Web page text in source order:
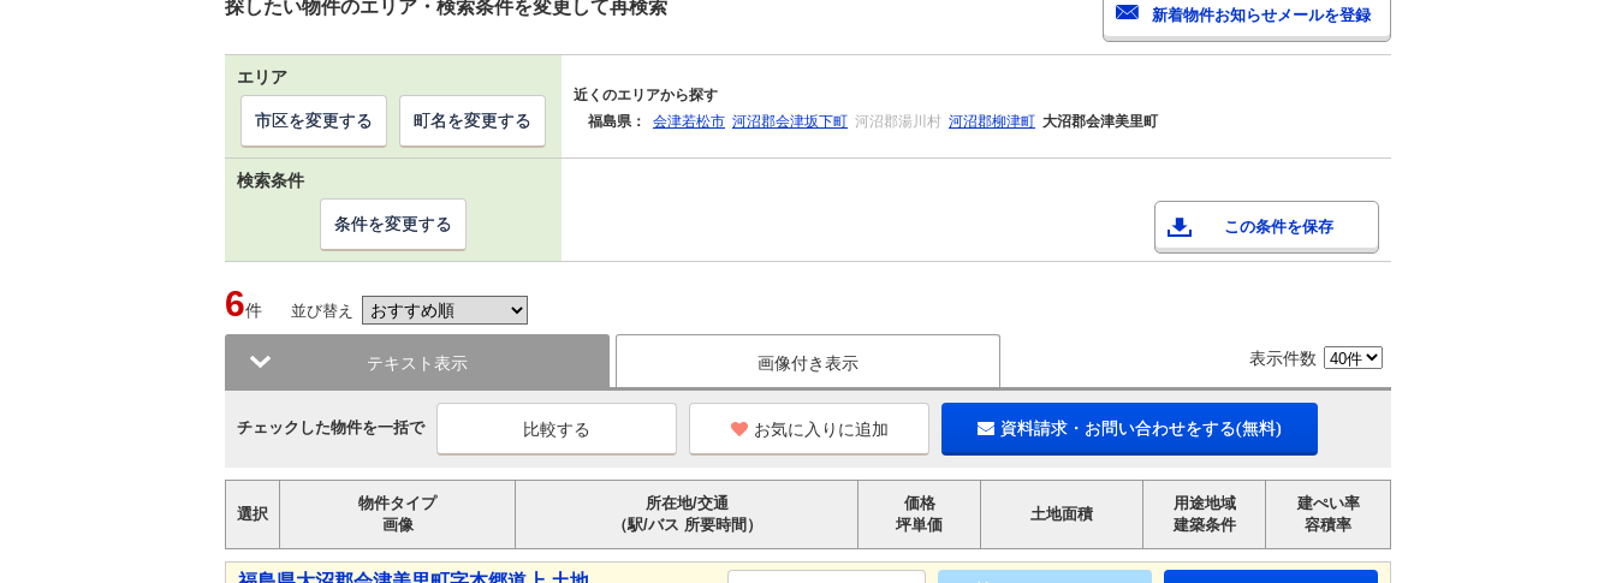
探したい物件のエリア・検索条件を変更して再検索
エリア
近くのエリアから探す
福島県：
会津若松市 河沼郡会津坂下町 河沼郡湯川村 河沼郡柳津町 大沼郡会津美里町
市区を変更する 町名を変更する
検索条件
この条件を保存
条件を変更する
6件 並び替え
テキスト表示 画像付き表示 表示件数
チェックした物件を一括で お気に入りに追加 資料請求・お問い合わせをする(無料)
選択
物件タイプ
画像
所在地/交通
（駅/バス 所要時間）
価格
坪単価
土地面積
用途地域
建築条件
建ぺい率
容積率